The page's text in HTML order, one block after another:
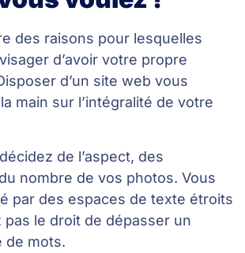
des raisons pour lesquelles
d’avoir votre propre
d’un site web vous
main sur l’intégralité de votre
de l’aspect, des
nombre de vos photos. Vous
par des espaces de texte étroits
pas le droit de dépasser un
de mots.